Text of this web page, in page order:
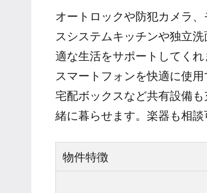
オートロックや防犯カメラ
スシステムキッチンや独立
適な生活をサポートしてく
スマートフォンを快適に使
宅配ボックスなど共有設備
緒に暮らせます。楽器も相談
物件特徴